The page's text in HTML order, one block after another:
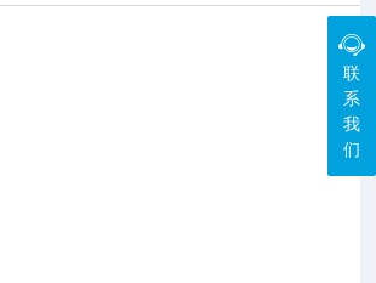
联
系
我
们